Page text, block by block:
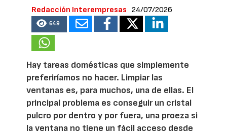
Redacción Interempresas 24/07/2026
649
Hay tareas domésticas que simplemente
preferiríamos no hacer. Limpiar las
ventanas es, para muchos, una de ellas. El
principal problema es conseguir un cristal
pulcro por dentro y por fuera, una proeza si
la ventana no tiene un fácil acceso desde